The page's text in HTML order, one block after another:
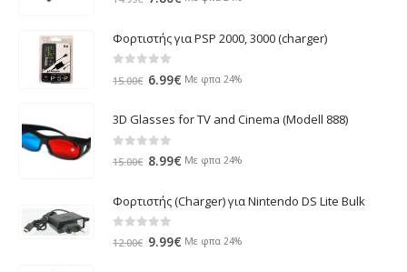
was:
14.99€.
τιμή
Φορτιστής για PSP 2000, 3000 (charger)
out of 5
15.00€ Original
was:
15.00€.
6.99€ Η
τιμή
Με φπα 24%
3D Glasses for TV and Cinema (Modell 888)
out of 5
15.00€ Original
was:
15.00€.
8.99€ Η
τιμή
είναι:
Με φπα 24%
Φορτιστής (Charger) για Nintendo DS Lite Bulk
out of 5
12.00€ Original
9.99€ ΗΜε φπα 24%